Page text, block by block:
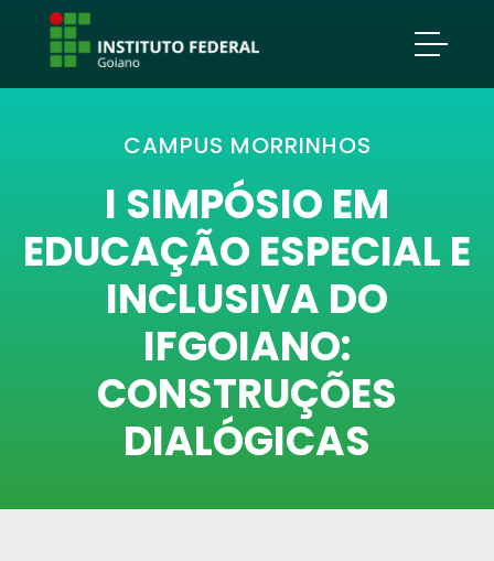
CAMPUS MORRINHOS
I SIMPÓSIO EM
EDUCAÇÃO ESPECIAL E
INCLUSIVA DO
IFGOIANO:
CONSTRUÇÕES
DIALÓGICAS